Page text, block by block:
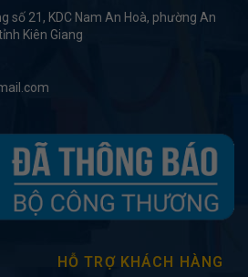
số 21, KDC Nam An Hoà, phường An
Kiên Giang
HỖ TRỢ KHÁCH HÀNG